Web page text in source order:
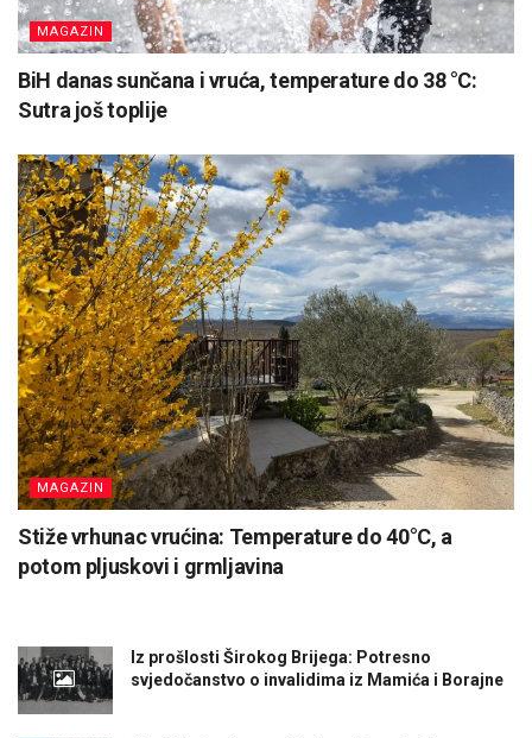
MAGAZIN
BiH danas sunčana i vruća, temperature do 38 °C:
Sutra još toplije
MAGAZIN
Stiže vrhunac vrućina: Temperature do 40°C, a
potom pljuskovi i grmljavina
Iz prošlosti Širokog Brijega: Potresno
svjedočanstvo o invalidima iz Mamića i Borajne